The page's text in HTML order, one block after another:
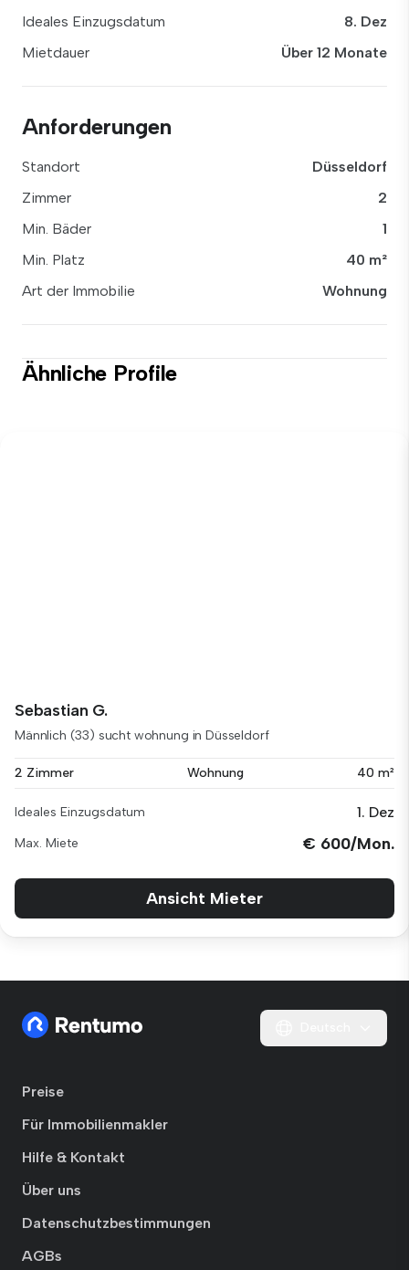
Ideales Einzugsdatum
8. Dez
Mietdauer
Über 12 Monate
Anforderungen
Standort
Düsseldorf
Zimmer
2
Min. Bäder
1
Min. Platz
40 m²
Art der Immobilie
Wohnung
Ähnliche Profile
Sebastian G.
Männlich (33) sucht wohnung in Düsseldorf
2 Zimmer Wohnung 40 m²
Ideales Einzugsdatum 1. Dez
Max. Miete € 600/Mon.
Ansicht Mieter
Preise
Für Immobilienmakler
Hilfe & Kontakt
Über uns
Datenschutzbestimmungen
AGBs